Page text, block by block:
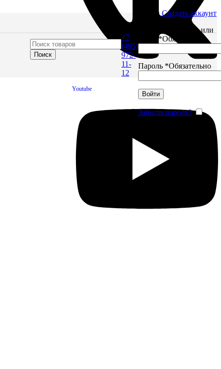
Youtube
Поиск
+7
(495)
972-
11-
12
ВойтиСоздать аккаунт
Имя пользователя или
*Обязательно
Пароль *Обязательно
Войти
Забыли пароль?